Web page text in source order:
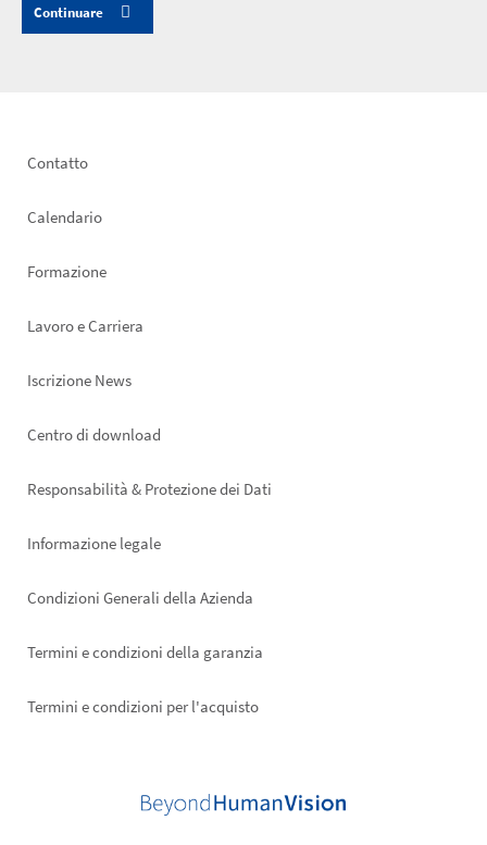
Footer
Contatto
Calendario
Formazione
Lavoro e Carriera
Iscrizione News
Footer
Centro di download
Responsabilità & Protezione dei Dati
Informazione legale
Condizioni Generali della Azienda
Termini e condizioni della garanzia
Termini e condizioni per l'acquisto